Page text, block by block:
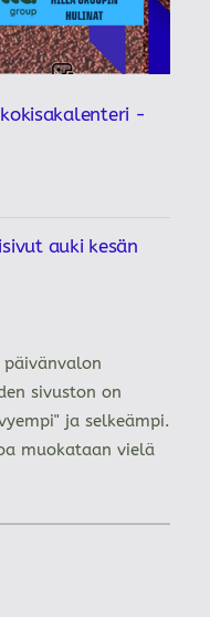
-
auki kesän
sivuston on
ja selkeämpi.
muokataan vielä